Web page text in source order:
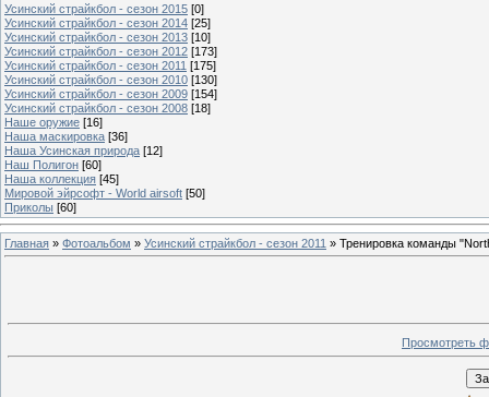
Усинский страйкбол - сезон 2015 [0]
Усинский страйкбол - сезон 2014 [25]
Усинский страйкбол - сезон 2013 [10]
Усинский страйкбол - сезон 2012 [173]
Усинский страйкбол - сезон 2011 [175]
Усинский страйкбол - сезон 2010 [130]
Усинский страйкбол - сезон 2009 [154]
Усинский страйкбол - сезон 2008 [18]
Наше оружие [16]
Наша маскировка [36]
Наша Усинская природа [12]
Наш Полигон [60]
Наша коллекция [45]
Мировой эйрсофт - World airsoft [50]
Приколы [60]
Главная » Фотоальбом » Усинский страйкбол - сезон 2011 » Тренировка команды
Просмотреть